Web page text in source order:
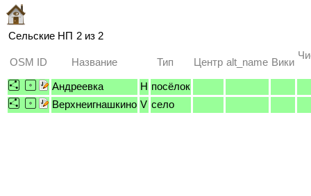
Сельские НП 2 из 2
OSM ID Название Тип Центр alt_name Вики
Андреевка H посёлок
Верхнеигнашкино V село